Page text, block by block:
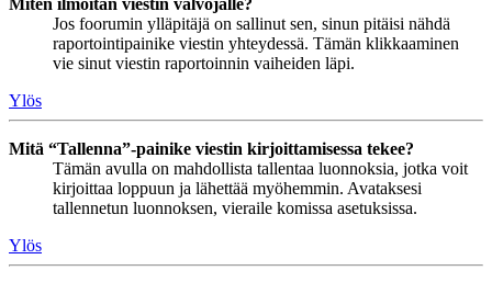
Jos foorumin ylläpitäjä on sallinut sen, sinun pitäisi nähdä
raportointipainike viestin yhteydessä. Tämän klikkaaminen
vie sinut viestin raportoinnin vaiheiden läpi.
Ylös
Mitä “Tallenna”-painike viestin kirjoittamisessa tekee?
Tämän avulla on mahdollista tallentaa luonnoksia, jotka voit
kirjoittaa loppuun ja lähettää myöhemmin. Avataksesi
tallennetun luonnoksen, vieraile komissa asetuksissa.
Ylös